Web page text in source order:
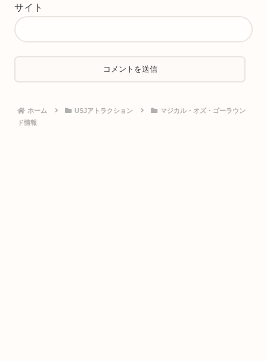
サイト
ホーム USJアトラクション
マジカル・オズ・ゴーラウン
ド情報